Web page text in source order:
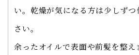
い。乾燥が気になる方は少しず
さい。
余ったオイルで表面や前髪を整え